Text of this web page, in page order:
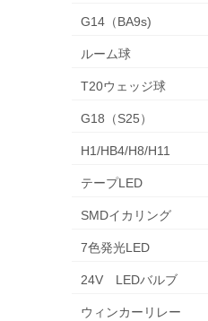
G14（BA9s)
ルーム球
T20ウェッジ球
G18（S25）
H1/HB4/H8/H11
テープLED
SMDイカリング
7色発光LED
24V LEDバルブ
ウィンカーリレー